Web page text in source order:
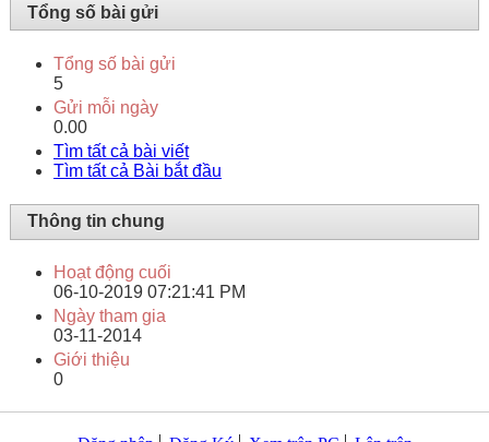
Tổng số bài gửi
Tổng số bài gửi
5
Gửi mỗi ngày
0.00
Tìm tất cả bài viết
Tìm tất cả Bài bắt đầu
Thông tin chung
Hoạt động cuối
06-10-2019 07:21:41 PM
Ngày tham gia
03-11-2014
Giới thiệu
0